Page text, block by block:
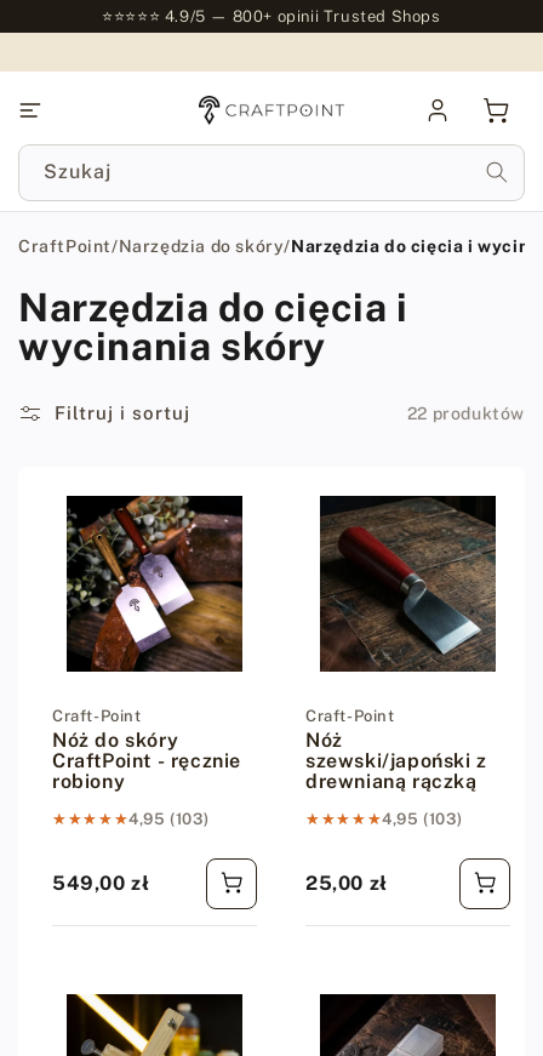
⭐⭐⭐⭐⭐ 4.9/5 — 800+ opinii Trusted Shops
się
Szukaj
CraftPoint/Narzędzia do skóry/Narzędzia do cięcia i
Narzędzia do cięcia i
wycinania skóry
Filtruj i sortuj 22 produktów
Dostawca:
Craft-Point
Nóż do skóry
CraftPoint - ręcznie
robiony
★★★★★
★★★★★4,95 (103)
Cena regularna
549,00 zł
Dostawca:
Craft-Point
Nóż
szewski/japoński z
drewnianą rączką
★★★★★
★★★★★4,95 (103)
Cena regularna
25,00 zł